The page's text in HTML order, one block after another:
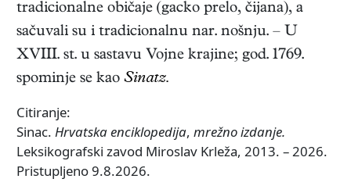
tradicionalne običaje (gacko prelo, čijana), a
sačuvali su i tradicionalnu nar. nošnju. – U
XVIII. st. u sastavu Vojne krajine; god. 1769.
spominje se kao Sinatz.
Citiranje:
Sinac. Hrvatska enciklopedija, mrežno izdanje.
Leksikografski zavod Miroslav Krleža, 2013. – 2026.
Pristupljeno 9.8.2026.